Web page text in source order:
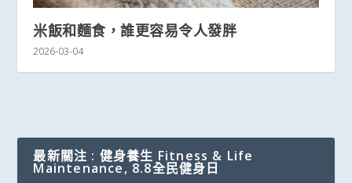
米飯和麵食，誰更容易令人發胖
2026-03-04
最新關注 : 健身養生 Fitness & Life
Maintenance, 8.8全民健身日